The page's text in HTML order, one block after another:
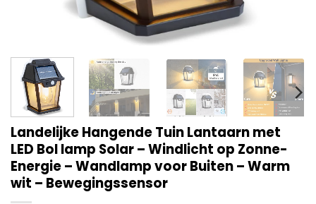
Landelijke Hangende Tuin Lantaarn met
LED Bol lamp Solar – Windlicht op Zonne-
Energie – Wandlamp voor Buiten – Warm
wit – Bewegingssensor